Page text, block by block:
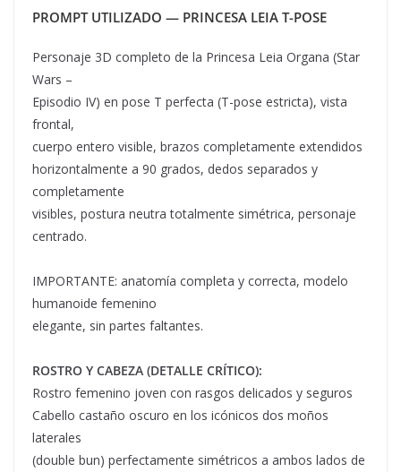
PROMPT UTILIZADO — PRINCESA LEIA T-POSE
Personaje 3D completo de la Princesa Leia Organa (Star
Wars –
Episodio IV) en pose T perfecta (T-pose estricta), vista
frontal,
cuerpo entero visible, brazos completamente extendidos
horizontalmente a 90 grados, dedos separados y
completamente
visibles, postura neutra totalmente simétrica, personaje
centrado.
IMPORTANTE: anatomía completa y correcta, modelo
humanoide femenino
elegante, sin partes faltantes.
ROSTRO Y CABEZA (DETALLE CRÍTICO):
Rostro femenino joven con rasgos delicados y seguros
Cabello castaño oscuro en los icónicos dos moños
laterales
(double bun) perfectamente simétricos a ambos lados de